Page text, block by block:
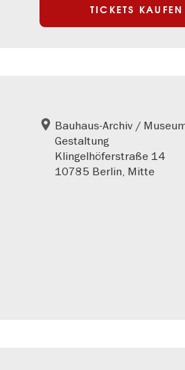
TICKETS KAUFEN
Bauhaus-Archiv /
Gestaltung
Klingelhöferstraße 14
10785 Berlin, Mitte